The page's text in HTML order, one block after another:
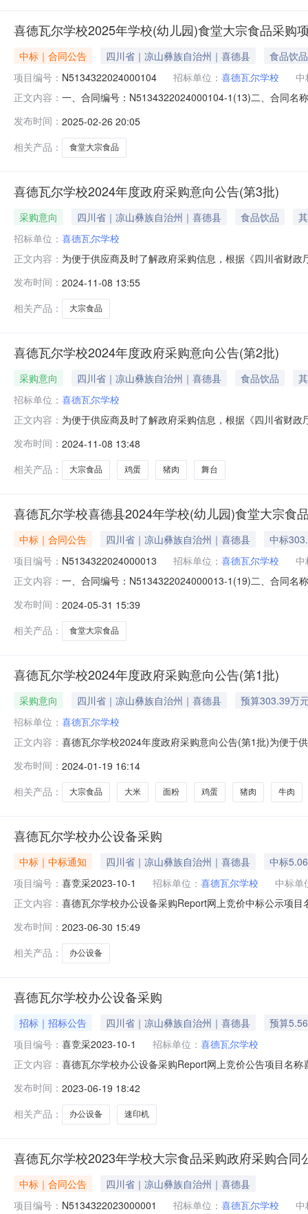
喜德瓦尔学校2025年学校(幼儿园)食堂大宗食品采购
中标｜合同公告 四川省｜凉山彝族自治州｜喜德县
食品饮品
项目编号： N5134322024000104 招标单位： 喜德瓦尔学校
中
正文内容： 一、合同编号：N5134322024000104-1(13)二、合同名
川省凉山彝族自治州喜德县光明镇环城北路附8号联系方
发布时间： 2025-02-26 20:05
相关产品：
食堂大宗食品
喜德瓦尔学校2024年度政府采购意向公告(第3批)
采购意向 四川省｜凉山彝族自治州｜喜德县 食品饮品
招标单位： 喜德瓦尔学校
正文内容： 为便于供应商及时了解政府采购信息，根据《四川省财
油，蛋，奶，猪肉主要功能或目标：满足2025年学校食
政府采购工
发布时间： 2024-11-08 13:55
相关产品：
大宗食品
喜德瓦尔学校2024年度政府采购意向公告(第2批)
采购意向 四川省｜凉山彝族自治州｜喜德县 食品饮品
招标单位： 喜德瓦尔学校
正文内容： 为便于供应商及时了解政府采购信息，根据《四川省财
面、油、鸡蛋、奶、猪肉主要功能或目标：满足2025年
购内容：采
发布时间： 2024-11-08 13:48
相关产品：
大宗食品 鸡蛋 猪肉 舞台
喜德瓦尔学校喜德县2024年学校(幼儿园)食堂大宗食
中标｜合同公告 四川省｜凉山彝族自治州｜喜德县
中标
项目编号： N5134322024000013 招标单位： 喜德瓦尔学校
中
正文内容： 一、合同编号：N5134322024000013-1(19)二、合同名
公司地址：四川省凉山彝族自治州喜德县光明镇环城北
发布时间： 2024-05-31 15:39
相关产品：
食堂大宗食品
喜德瓦尔学校2024年度政府采购意向公告(第1批)
采购意向 四川省｜凉山彝族自治州｜喜德县
预算303.39万
招标单位： 喜德瓦尔学校
正文内容： 喜德瓦尔学校2024年度政府采购意向公告(第1批)为便于
采购内容：喜德县瓦尔学校2024年学校大宗食品采购米
303.393675202
发布时间： 2024-01-19 16:14
相关产品：
大宗食品 大米 面粉 鸡蛋 猪肉 牛肉
喜德瓦尔学校办公设备采购
中标｜中标通知 四川省｜凉山彝族自治州｜喜德县
中标
项目编号： 喜竞采2023-10-1 招标单位： 喜德瓦尔学校
中标单
正文内容： 喜德瓦尔学校办公设备采购Report网上竞价中标公示项
发布时间： 2023-06-30 15:49
相关产品：
办公设备
喜德瓦尔学校办公设备采购
招标｜招标公告 四川省｜凉山彝族自治州｜喜德县
预算
项目编号： 喜竞采2023-10-1 招标单位： 喜德瓦尔学校
正文内容： 喜德瓦尔学校办公设备采购Report网上竞价公告项目名
预算总价参数规格1速印机155600.00详见附件。交货时
发布时间： 2023-06-19 18:42
相关产品：
办公设备 速印机
喜德瓦尔学校2023年学校大宗食品采购政府采购合同
中标｜合同公告
四川省｜凉山彝族自治州｜喜德县
项目编号： N5134322023000001 招标单位： 喜德瓦尔学校
中